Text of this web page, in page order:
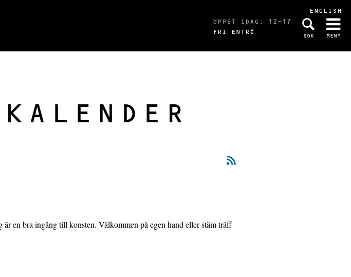
ENGLISH
ÖPPET IDAG: 12-17
FRI ENTRÉ
SÖK MENY
en bra ingång till konsten. Välkommen på egen hand eller stäm träff